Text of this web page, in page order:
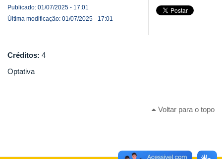
Publicado: 01/07/2025 - 17:01
Última modificação: 01/07/2025 - 17:01
Créditos: 4
Optativa
Voltar para o topo